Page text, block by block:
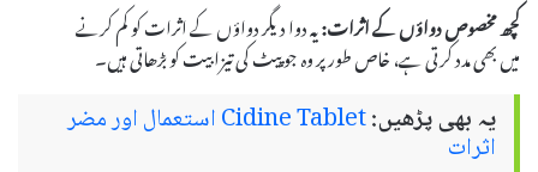
کچھ مخصوص دواؤں کے اثرات:یہ دوا دیگر دواؤں کے اثرات کو کم کرنے
میں بھی مدد کرتی ہے، خاص طور پر وہ جو پیٹ کی تیزابیت کو بڑھاتی ہیں۔
یہ بھی پڑھیں: Cidine Tablet استعمال اور مضر
اثرات